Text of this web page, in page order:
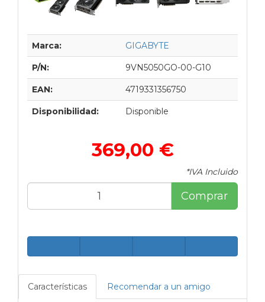
Marca: GIGABYTE
P/N: 9VN5050GO-00-G10
EAN: 4719331356750
Disponibilidad: Disponible
369,00 €
*IVA Incluido
Comprar
Características Recomendar a un amigo